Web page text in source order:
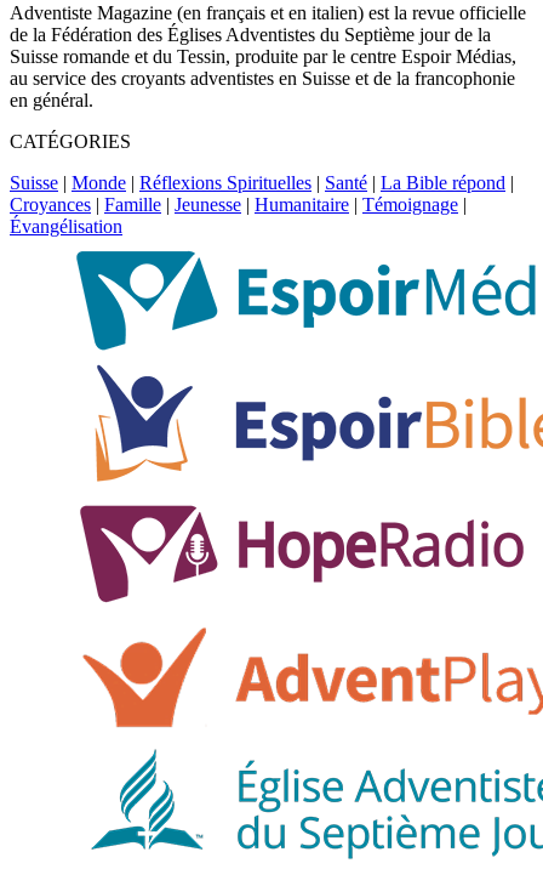
Adventiste Magazine (en français et en italien) est la revue officielle
de la Fédération des Églises Adventistes du Septième jour de la
Suisse romande et du Tessin, produite par le centre Espoir Médias,
au service des croyants adventistes en Suisse et de la francophonie
en général.
CATÉGORIES
Suisse | Monde | Réflexions Spirituelles | Santé | La Bible répond |
Croyances | Famille | Jeunesse | Humanitaire | Témoignage |
Évangélisation